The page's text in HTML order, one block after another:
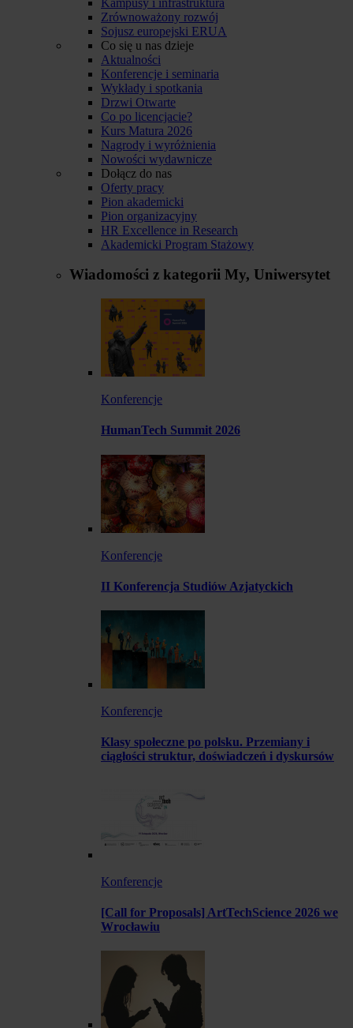
Zrównoważony rozwój
Sojusz europejski ERUA
Co się u nas dzieje
Aktualności
Konferencje i seminaria
Wykłady i spotkania
Drzwi Otwarte
Co po licencjacie?
Kurs Matura 2026
Nagrody i wyróżnienia
Nowości wydawnicze
Dołącz do nas
Oferty pracy
Pion akademicki
Pion organizacyjny
HR Excellence in Research
Akademicki Program Stażowy
Wiadomości z kategorii My, Uniwersytet
Konferencje
HumanTech Summit 2026
Konferencje
II Konferencja Studiów Azjatyckich
Konferencje
Klasy społeczne po polsku. Przemiany i
ciągłości struktur, doświadczeń i dyskursów
Konferencje
[Call for Proposals] ArtTechScience 2026 we
Wrocławiu